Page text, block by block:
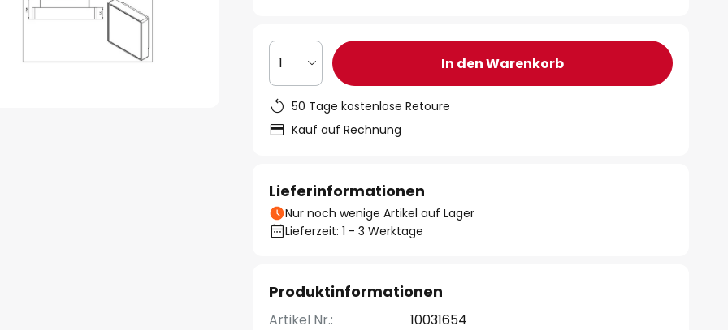
1 In den Warenkorb
50 Tage kostenlose Retoure
Kauf auf Rechnung
Lieferinformationen
Nur noch wenige Artikel auf Lager
Lieferzeit: 1 - 3 Werktage
Produktinformationen
Artikel Nr.:
10031654